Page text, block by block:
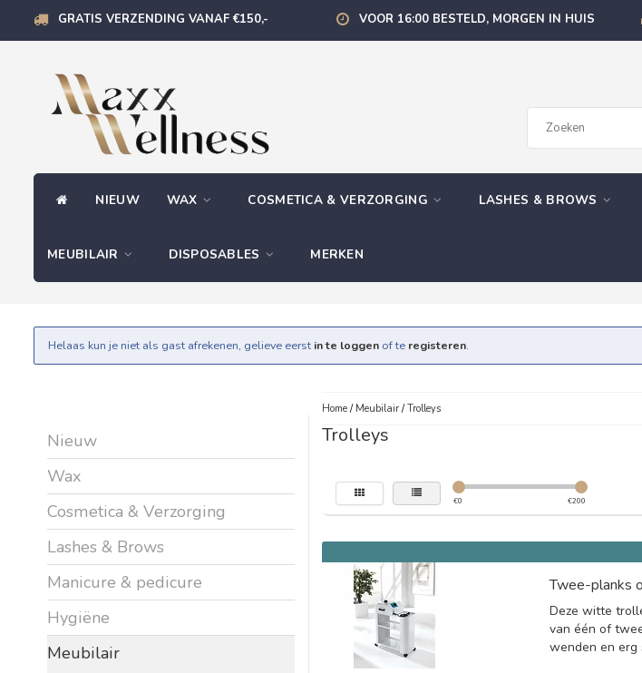
GRATIS VERZENDING VANAF €150,- VOOR 16:00 BESTELD, MORGEN IN HUIS
NIEUW WAX COSMETICA & VERZORGING LASHES & BROWS
MEUBILAIR DISPOSABLES MERKEN
Helaas kun je niet als gast afrekenen, gelieve eerst in te loggen of te registeren.
Nieuw
Wax
Cosmetica & Verzorging
Lashes & Brows
Manicure & pedicure
Hygiëne
Meubilair
Home/ Meubilair/Trolleys
Trolleys
€0 €200
Twee-planks
Deze witte
van één of
wenden en erg